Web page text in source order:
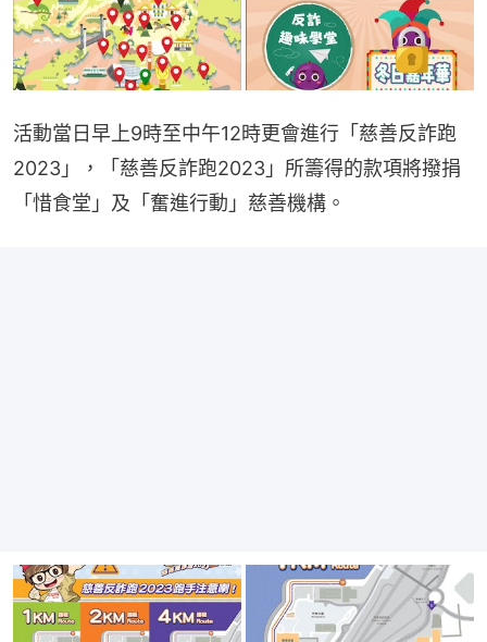
活動當日早上9時至中午12時更會進行「慈善反詐跑
2023」，「慈善反詐跑2023」所籌得的款項將撥捐
「惜食堂」及「奮進行動」慈善機構。